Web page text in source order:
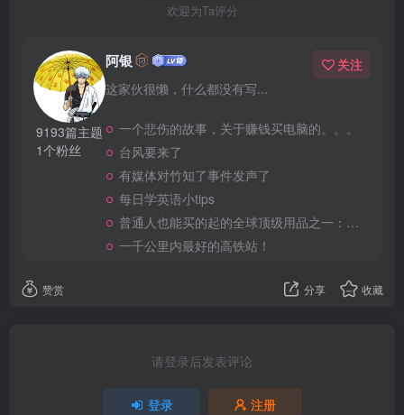
欢迎为Ta评分
9193篇主题
1个粉丝
阿银
这家伙很懒，什么都没有写...
关注
一个悲伤的故事，关于赚钱买电脑的。。。
台风要来了
有媒体对竹知了事件发声了
每日学英语小tips
普通人也能买的起的全球顶级用品之一：WD-40润滑除锈剂！
一千公里内最好的高铁站！
赞赏 分享 收藏
请登录后发表评论
登录 注册